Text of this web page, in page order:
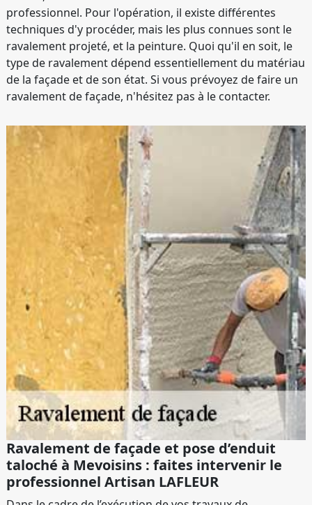
professionnel. Pour l'opération, il existe différentes
techniques d'y procéder, mais les plus connues sont le
ravalement projeté, et la peinture. Quoi qu'il en soit, le
type de ravalement dépend essentiellement du matériau
de la façade et de son état. Si vous prévoyez de faire un
ravalement de façade, n'hésitez pas à le contacter.
Ravalement de façade et pose d’enduit
taloché à Mevoisins : faites intervenir le
professionnel Artisan LAFLEUR